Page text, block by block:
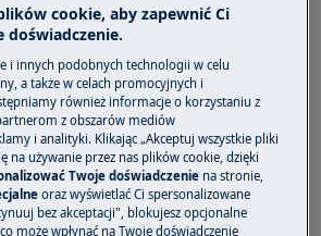
ostrożność podczas przenoszenia
ciężkich urządzeń do
są dwie osoby.
ochronnych i załączonego
że samodzielna naprawa lub
może mieć konsekwencje
jeśli nie zostanie wykonana
cookie, aby zapewnić Ci
doświadczenie.
i innych podobnych technologii w celu
a także w celach promocyjnych i
również informacje o korzystaniu z
z obszarów mediów
i analityki. Klikając „Akceptuj wszystkie pliki
na używanie przez nas plików cookie, dzięki
Twoje doświadczenie na stronie,
oraz wyświetlać Ci spersonalizowane
bez akceptacji", blokujesz opcjonalne
może wpłynąć na Twoje doświadczenie